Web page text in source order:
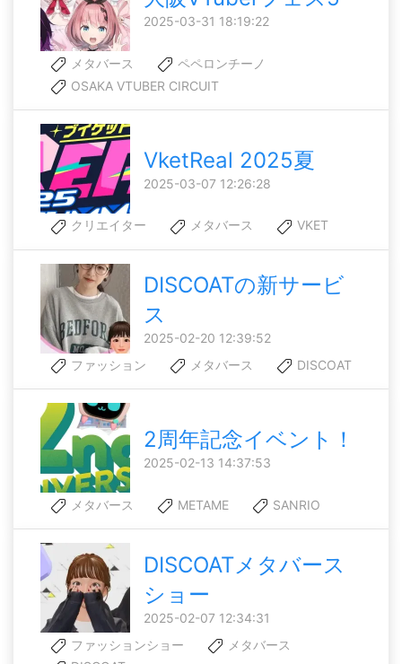
2025-03-31 18:19:22
メタバース
ペペロンチーノ
OSAKA VTUBER CIRCUIT
VketReal 2025夏
2025-03-07 12:26:28
クリエイター メタバース VKET
DISCOATの新サービ
ス
2025-02-20 12:39:52
ファッション
メタバース DISCOAT
2周年記念イベント！
2025-02-13 14:37:53
メタバース METAME SANRIO
DISCOATメタバース
ショー
2025-02-07 12:34:31
ファッションショー
メタバース